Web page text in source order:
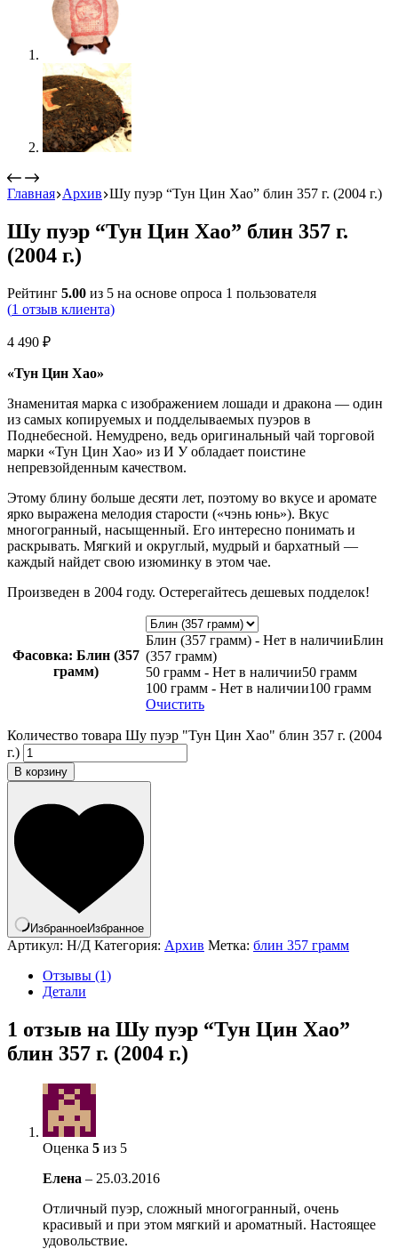
Главная Архив Шу пуэр “Тун Цин Хао” блин 357 г. (2004 г.)
Шу пуэр “Тун Цин Хао” блин 357 г.
(2004 г.)
Рейтинг 5.00 из 5 на основе опроса 1 пользователя
(1 отзыв клиента)
4 490 ₽
«Тун Цин Хао»
Знаменитая марка с изображением лошади и дракона — один
из самых копируемых и подделываемых пуэров в
Поднебесной. Немудрено, ведь оригинальный чай торговой
марки «Тун Цин Хао» из И У обладает поистине
непревзойденным качеством.
Этому блину больше десяти лет, поэтому во вкусе и аромате
ярко выражена мелодия старости («чэнь юнь»). Вкус
многогранный, насыщенный. Его интересно понимать и
раскрывать. Мягкий и округлый, мудрый и бархатный —
каждый найдет свою изюминку в этом чае.
Произведен в 2004 году. Остерегайтесь дешевых подделок!
Фасовка: Блин (357
грамм)
Блин (357 грамм) - Нет в наличииБлин
(357 грамм)
50 грамм - Нет в наличии50 грамм
100 грамм - Нет в наличии100 грамм
Очистить
Количество товара Шу пуэр "Тун Цин Хао" блин 357 г. (2004
г.)
В корзину
ИзбранноеИзбранное
Артикул: Н/Д Категория: Архив Метка: блин 357 грамм
Отзывы (1)
Детали
1 отзыв на Шу пуэр “Тун Цин Хао”
блин 357 г. (2004 г.)
Оценка 5 из 5
Елена – 25.03.2016
Отличный пуэр, сложный многогранный, очень
красивый и при этом мягкий и ароматный. Настоящее
удовольствие.